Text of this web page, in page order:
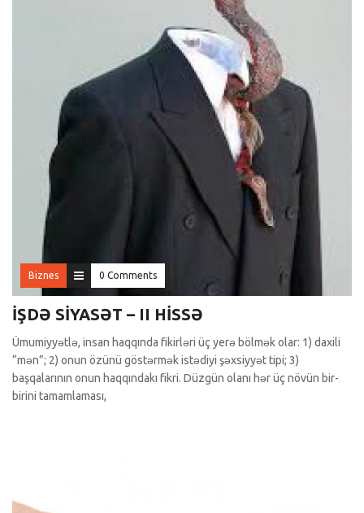
Biznes 0 Comments
İŞDƏ SİYASƏT – II HİSSƏ
Ümumiyyətlə, insan haqqında fikirləri üç yerə bölmək olar: 1) daxili
“mən”; 2) onun özünü göstərmək istədiyi şəxsiyyət tipi; 3)
başqalarının onun haqqındakı fikri. Düzgün olanı hər üç növün bir-
birini tamamlaması,